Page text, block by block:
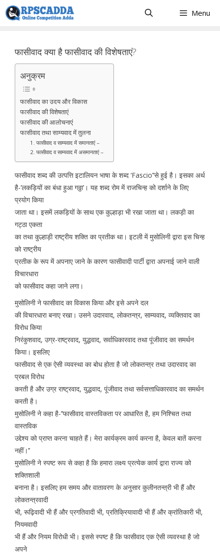
Skip
to
Menu
फासीवाद क्या है फासीवाद की विशेषताएं?
अनुक्रम
फासीवाद का उदय और विकास
फासीवाद की विशेषताएं
फासीवाद की आलोचनाएं
फासीवाद तथा साम्यवाद में तुलना
1. फासीवाद व साम्यवाद में समानताएं –
2. फासीवाद व साम्यवाद में असमानताएं –
फासीवाद शब्द की उत्पत्ति इटालियन भाषा के शब्द ‘Fascio’’से हुई है। इसका अर्थ
है-’लकड़ियों का बंधा हुआ गठ्ठा’। यह शब्द रोम में राजचिन्ह को दर्शाने के लिए
प्रयोग किया
जाता था। इसमें लकड़ियों के साथ एक कुल्हाड़ा भी रखा जाता था। लकड़ी का
गट्ठा एकता
का तथा कुल्हाड़ी राष्ट्रीय शक्ति का प्रतीक था। इटली में मुसोलिनी द्वारा इस चिन्ह
को राष्ट्रीय
प्रतीक के रूप में अपनाए जाने के कारण फासीवादी पार्टी द्वारा अपनाई जाने वाली
विचारधारा
को फासीवाद कहा जाने लगा।
मुसोलिनी ने फासीवाद का विकास किया और इसे अपने दल
की विचारधारा बनाए रखा। उसने उदारवाद, लोकतन्त्र, साम्यवाद, व्यक्तिवाद का
विरोध किया
निरंकुशवाद, उग्र-राष्ट्रवाद, युद्धवाद, सर्वाधिकारवाद तथा पूंजीवाद का समर्थन
किया। इसलिए
फासीवाद से एक ऐसी व्यवस्था का बोध होता है जो लोकतन्त्र तथा उदारवाद का
प्रबल विरोध
करती है और उग्र राष्ट्रवाद, युद्धवाद, पूंजीवाद तथा सर्वसत्ताधिकारवाद का समर्थन
करती है।
मुसोलिनी ने कहा है-’’फासीवाद वास्तविकता पर आधारित है, हम निश्चित तथा
वास्तविक
उद्देश्य को प्राप्त करना चाहते हैं। मेरा कार्यक्रम कार्य करना है, केवल बातें करना
नहीं।’’
मुसोलिनी ने स्पष्ट रूप से कहा है कि हमारा लक्ष्य प्रत्येक कार्य द्वारा राज्य को
शक्तिशाली
बनाना है। इसलिए हम समय और वातावरण के अनुसार कुलीनतन्त्री भी हैं और
लोकतन्त्रवादी
भी, रूढ़िवादी भी हैं और प्रगतिवादी भी, प्रतिक्रियावादी भी हैं और क्रांतिकारी भी,
नियमवादी
भी हैं और नियम विरोधी भी। इससे स्पष्ट है कि फासीवाद एक ऐसी व्यवस्था है जो
अपने